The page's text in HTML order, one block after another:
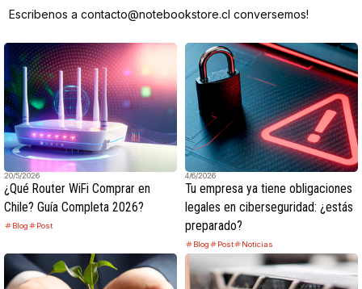
Escribenos a contacto@notebookstore.cl conversemos!
20/5/2026
¿Qué Router WiFi Comprar en
Chile? Guía Completa 2026?
Blog Post
4/6/2026
Tu empresa ya tiene obligaciones
legales en ciberseguridad: ¿estás
preparado?
Blog Post Noticias